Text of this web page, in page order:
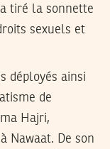
tiré la sonnette
sexuels et
déployés ainsi
de
Hajri,
Nawaat. De son